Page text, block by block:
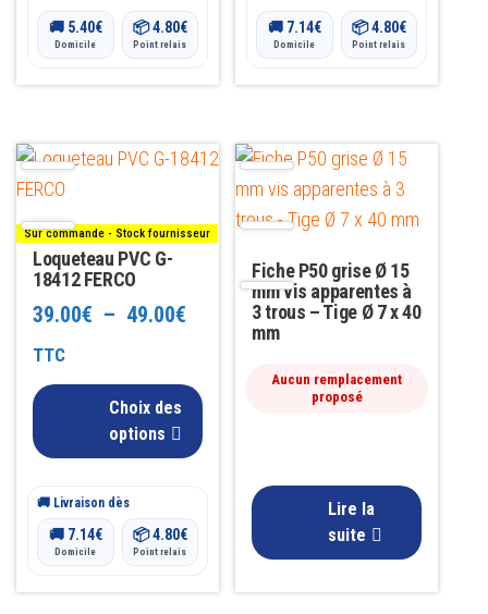
🚚 5.40€
Domicile
📦4.80€
Point relais
🚚 7.14€
Domicile
📦4.80€
Point relais
Sur commande - Stock fournisseur
Loqueteau PVC G-
18412 FERCO
39.00€ – 49.00€
prix :
TTC
Choix des
options
Ce
produit
a
plusieurs
variations.
Les
être
page
🚚 Livraison dès
🚚 7.14€
Domicile
📦4.80€
Point relais
Fiche P50 grise Ø 15
mm vis apparentes à
3 trous – Tige Ø 7 x 40
mm
Aucun remplacement
proposé
Lire la
suite